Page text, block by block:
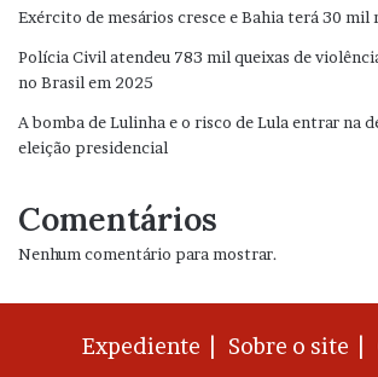
Exército de mesários cresce e Bahia terá 30 mil
Polícia Civil atendeu 783 mil queixas de
no Brasil em 2025
A bomba de Lulinha e o risco de Lula entrar na
eleição presidencial
Comentários
Nenhum comentário para mostrar.
Expediente | Sobre o site |